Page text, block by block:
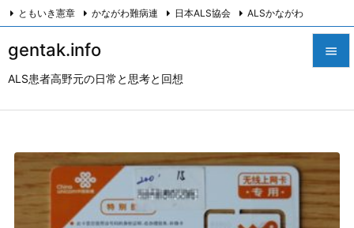
gentak.info
ALS患者高野元の日常と思考と回想


前へ

次へ
ともいき憲章 かながわ難病連 日本ALS協会 ALSかながわ